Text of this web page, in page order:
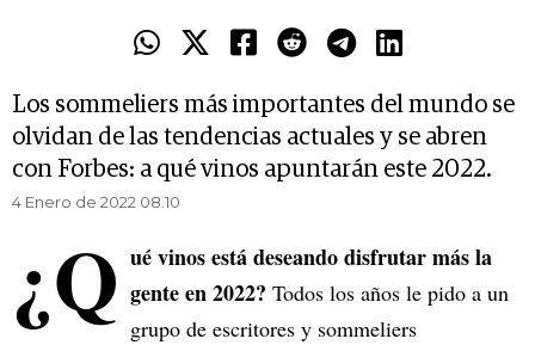
Los sommeliers más importantes del mundo se
olvidan de las tendencias actuales y se abren
con Forbes: a qué vinos apuntarán este 2022.
4 Enero de 2022 08.10
¿Q ué vinos está deseando disfrutar más la
gente en 2022? Todos los años le pido a un
grupo de escritores y sommeliers